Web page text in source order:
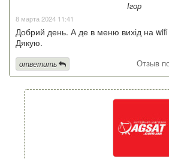
Ігор
8 марта 2024 11:41
Добрий день. А де в меню вихід на
Дякую.
Отзыв
ответить